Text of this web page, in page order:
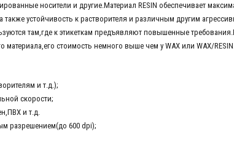
носители и другие.Материал RESIN обеспечивает
устойчивость к растворителя и различным другим
там,где к этикеткам предъявляют повышенные
стоимость немного выше чем у WAX или WAX/
и т.д.);
скорости;
и т.д.
разрешением(до 600 dpi);